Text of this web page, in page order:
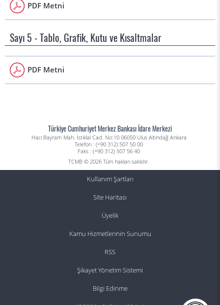
PDF Metni
Sayı 5 - Tablo, Grafik, Kutu ve Kısaltmalar
PDF Metni
Türkiye Cumhuriyet Merkez Bankası İdare Merkezi
Hacı Bayram Mah. İstiklal Cad. No:10 06050 Ulus Altındağ Ankara
Telefon : (+90 312) 507 50 00
Faks : (+90 312) 507 56 40
TCMB © 2026 Tüm hakları saklıdır.
Kullanım Şartları
Site Haritası
Üyelik
Kamu Hizmetlerinin Sunumu
RSS
Şikayet Yönetim Sistemi
Bilgi Edinme